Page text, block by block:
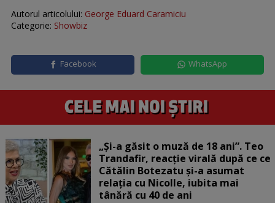
Autorul articolului: George Eduard Caramiciu
Categorie: Showbiz
Facebook WhatsApp
„Și-a găsit o muză de 18 ani”. Teo
Trandafir, reacție virală după ce ce
Cătălin Botezatu și-a asumat
relația cu Nicolle, iubita mai
tânără cu 40 de ani